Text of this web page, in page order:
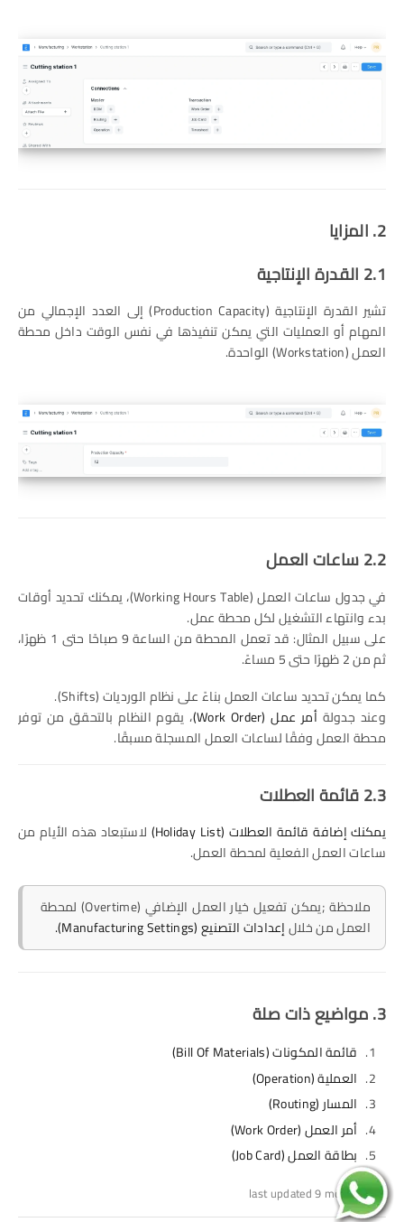
2. المزايا
2.1 القدرة الإنتاجية
تشير القدرة الإنتاجية (Production Capacity) إلى العدد الإجمالي من
المهام أو العمليات التي يمكن تنفيذها في نفس الوقت داخل محطة
العمل (Workstation) الواحدة.
2.2 ساعات العمل
في جدول ساعات العمل (Working Hours Table)، يمكنك تحديد أوقات
بدء وانتهاء التشغيل لكل محطة عمل.
على سبيل المثال: قد تعمل المحطة من الساعة 9 صباحًا حتى 1 ظهرًا،
ثم من 2 ظهرًا حتى 5 مساءً.
كما يمكن تحديد ساعات العمل بناءً على نظام الورديات (Shifts).
وعند جدولةأمر عمل (Work Order)
، يقوم النظام بالتحقق من توفر
محطة العمل وفقًا لساعات العمل المسجلة مسبقًا.
2.3 قائمة العطلات
يمكنك إضافة قائمة العطلات (Holiday List)
لاستبعاد هذه الأيام من
ساعات العمل الفعلية لمحطة العمل.
ملاحظة ;يمكن تفعيل خيار العمل الإضافي (Overtime) لمحطة
العمل من خلالإعدادات التصنيع (Manufacturing Settings).
3. مواضيع ذات صلة
قائمة المكونات (Bill Of Materials)
العملية (Operation)
المسار (Routing)
أمر العمل (Work Order)
بطاقة العمل (Job Card)
last updated 9 months ago